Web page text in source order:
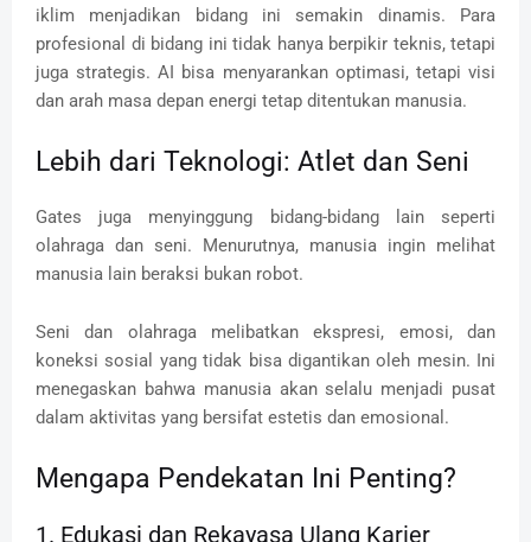
iklim menjadikan bidang ini semakin dinamis. Para
profesional di bidang ini tidak hanya berpikir teknis, tetapi
juga strategis. AI bisa menyarankan optimasi, tetapi visi
dan arah masa depan energi tetap ditentukan manusia.
Lebih dari Teknologi: Atlet dan Seni
Gates juga menyinggung bidang-bidang lain seperti
olahraga dan seni. Menurutnya, manusia ingin melihat
manusia lain beraksi bukan robot.
Seni dan olahraga melibatkan ekspresi, emosi, dan
koneksi sosial yang tidak bisa digantikan oleh mesin. Ini
menegaskan bahwa manusia akan selalu menjadi pusat
dalam aktivitas yang bersifat estetis dan emosional.
Mengapa Pendekatan Ini Penting?
1. Edukasi dan Rekayasa Ulang Karier